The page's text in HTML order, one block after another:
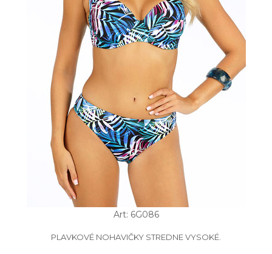
Art: 6G086
PLAVKOVÉ NOHAVIČKY STREDNE VYSOKÉ.